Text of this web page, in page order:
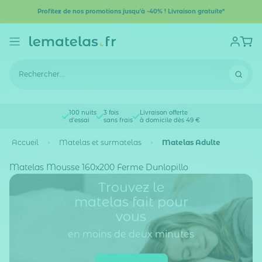
Profitez de nos promotions jusqu'à -40% ! Livraison gratuite*
100 nuits
d'essai
3 fois
sans frais
Livraison offerte
à domicile dès 49 €
Accueil Matelas et surmatelas Matelas Adulte
Matelas Mousse 160x200 Ferme Dunlopillo
Trouvez le
matelas fait pour
vous
en moins de deux minutes